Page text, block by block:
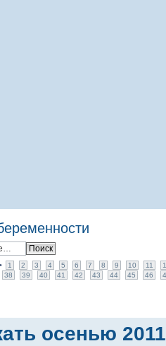
• 1 2 3 4 5 6 7 8 9 10 11
38 39 40 41 42 43 44 45 46
осенью